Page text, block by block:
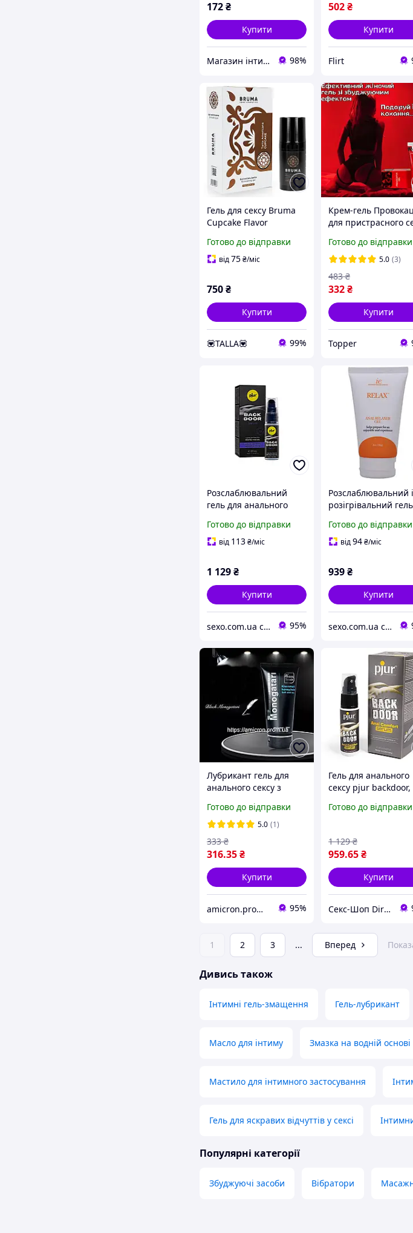
172₴
Купити
Магазин інтимних товарів "WeLove 98%
502₴
Купити
Flirt
Гель для сексу Bruma
Cupcake Flavor
Готово до відправки
від75₴/міс
750₴
Купити
💟TALLA💟 99%
Крем-гель
для пристрасного
Підсилює жіноче
бажання та відчуття
"Provocative"
Готово до відправки
5.0 (3)
332₴
483 ₴
Купити
Topper
Розслаблювальний
гель для анального
Serum, 20 мл.
Готово до відправки
від 113₴/міс
1 129₴
Купити
sexo.com.ua секс-шоп інтернет-магазин 95%
Розслаблювальний і
розігрівальний гель
Doc Johnson RELAX
Relaxer (56 г) sexstyle
Готово до відправки
від94₴/міс
939₴
Купити
sexo.com.ua секс-шоп інтернет-магазин
Лубрикант гель для
анального сексу з
Monogatar 200 мг
Готово до відправки
5.0 (1)
316.35₴
333 ₴
Купити
amicron.prom.ua 95%
Гель для анального
сексу pjur backdoor,
Готово до відправки
959.65₴
1 129 ₴
Купити
Секс-Шоп Dirtyyy - Включи любовь!
1 2 3 ... Вперед
Дивись також
Інтимні гель-змащення Гель-лубрикант
Масло для інтиму Змазка на водній основі
Мастило для інтимного застосування
Гель для яскравих відчуттів у сексі
Популярні категорії
Збуджуючі засоби Вібратори